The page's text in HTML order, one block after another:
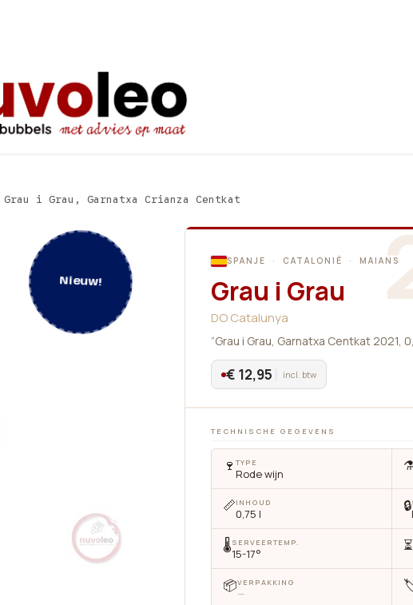
Grau i Grau, Garnatxa Crianza Centkat
Nieuw!
SPANJE · CATALONIË · MAIANS
Grau i Grau
DO Catalunya
“Grau i Grau, Garnatxa Centkat 2021,
€ 12,95 incl. btw
TECHNISCHE GEGEVENS
🍷 TYPE
Rode wijn
📏INHOUD
0,75 l 🔒
🌡SERVEERTEMP.
15-17° ⏳
📦VERPAKKING
—